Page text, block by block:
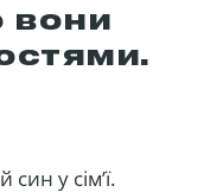
вони
у сім’ї.